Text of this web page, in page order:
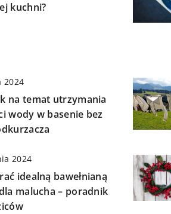
kuchni?
2024
na temat utrzymania
wody w basenie bez
2024
idealną bawełnianą
malucha – poradnik